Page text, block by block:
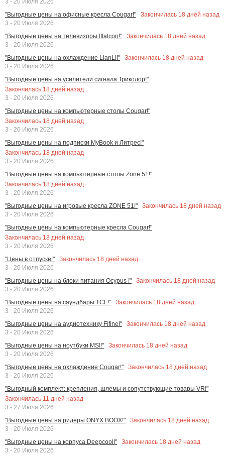
"Выгодные цены на офисные кресла Cougar!"
Закончилась 18 дней назад
3 - 20 Июля 2026
"Выгодные цены на телевизоры Iffalcon!"
Закончилась 18 дней назад
3 - 20 Июля 2026
"Выгодные цены на охлаждение LianLi!"
Закончилась 18 дней назад
3 - 20 Июля 2026
"Выгодные цены на усилители сигнала Триколор!"
Закончилась 18 дней назад
3 - 20 Июля 2026
"Выгодные цены на компьютерные столы Cougar!"
Закончилась 18 дней назад
3 - 20 Июля 2026
"Выгодные цены на подписки MyBook и Литрес!"
Закончилась 18 дней назад
3 - 20 Июля 2026
"Выгодные цены на компьютерные столы Zone 51!"
Закончилась 18 дней назад
3 - 20 Июля 2026
"Выгодные цены на игровые кресла ZONE 51!"
Закончилась 18 дней назад
3 - 20 Июля 2026
"Выгодные цены на компьютерные кресла Cougar!"
Закончилась 18 дней назад
3 - 20 Июля 2026
"Цены в отпуске!"
Закончилась 18 дней назад
3 - 20 Июля 2026
"Выгодные цены на блоки питания Ocypus !"
Закончилась 18 дней назад
3 - 20 Июля 2026
"Выгодные цены на саундбары TCL!"
Закончилась 18 дней назад
3 - 20 Июля 2026
"Выгодные цены на аудиотехнику Fifine!"
Закончилась 18 дней назад
3 - 20 Июля 2026
"Выгодные цены на ноутбуки MSI!"
Закончилась 18 дней назад
3 - 20 Июля 2026
"Выгодные цены на охлаждение Cougar!"
Закончилась 18 дней назад
3 - 20 Июля 2026
"Выгодный комплект: крепления, шлемы и сопутствующие товары VR!"
Закончилась 11 дней назад
3 - 27 Июля 2026
"Выгодные цены на ридеры ONYX BOOX!"
Закончилась 18 дней назад
3 - 20 Июля 2026
"Выгодные цены на корпуса Deepcool!"
Закончилась 18 дней назад
3 - 20 Июля 2026